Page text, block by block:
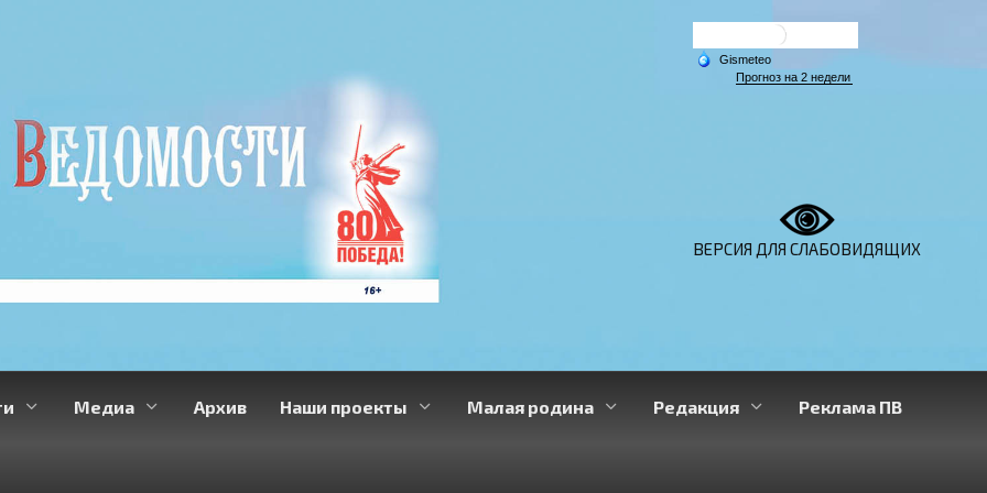
ВЕРСИЯ ДЛЯ СЛАБОВИДЯЩИХ
Медиа Архив Наши проекты Малая родина Редакция Реклама ПВ